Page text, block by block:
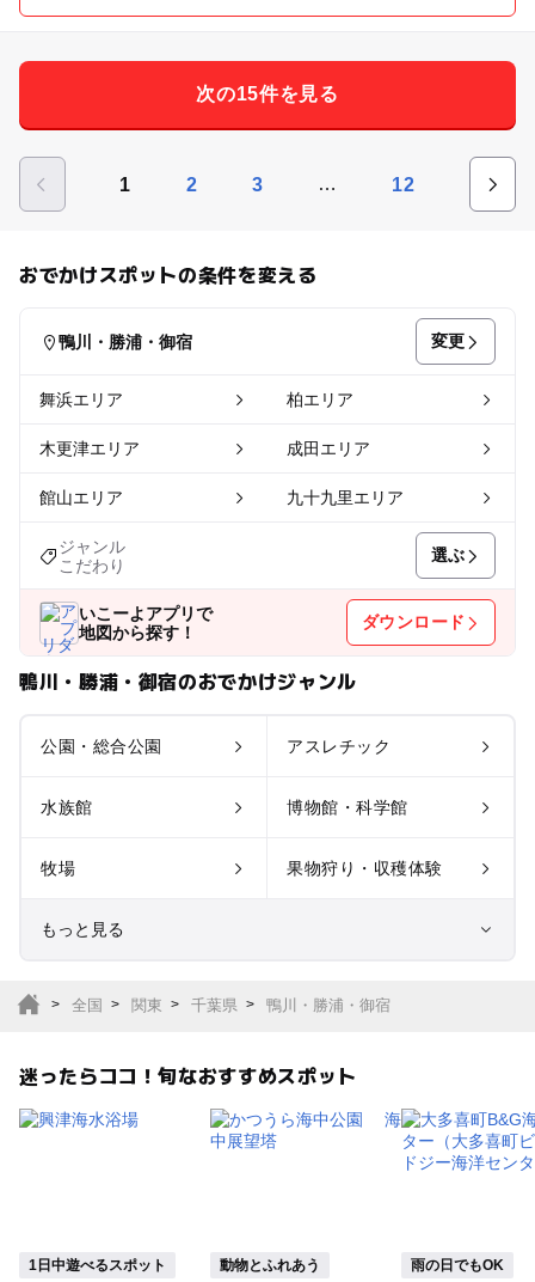
次の15件を見る
1 2 3 … 12
おでかけスポットの条件を変える
鴨川・勝浦・御宿 変更
舞浜エリア 柏エリア
木更津エリア 成田エリア
館山エリア 九十九里エリア
ジャンル
こだわり
選ぶ
いこーよアプリで
地図から探す！
ダウンロード
鴨川・勝浦・御宿のおでかけジャンル
公園・総合公園 アスレチック
水族館 博物館・科学館
牧場 果物狩り・収穫体験
もっと見る
サファリパーク
植物園・フラワーパー
ク
釣り 自然景観
全国 関東 千葉県 鴨川・勝浦・御宿
迷ったらココ！旬なおすすめスポット
1日中遊べるスポット 動物とふれあう 雨の日でもOK